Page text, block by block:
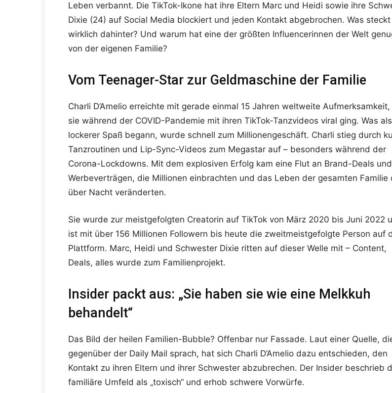
Leben verbannt. Die TikTok-Ikone hat ihre Eltern Marc und Heidi sowie ihre
Dixie (24) auf Social Media blockiert und jeden Kontakt abgebrochen. Was steckt
wirklich dahinter? Und warum hat eine der größten Influencerinnen der Welt
von der eigenen Familie?
Vom Teenager-Star zur Geldmaschine der Familie
Charli D’Amelio erreichte mit gerade einmal 15 Jahren weltweite Aufmerksamkeit,
sie während der COVID-Pandemie mit ihren TikTok-Tanzvideos viral ging. Was als
lockerer Spaß begann, wurde schnell zum Millionengeschäft. Charli stieg durch
Tanzroutinen und Lip-Sync-Videos zum Megastar auf – besonders während der
Corona-Lockdowns. Mit dem explosiven Erfolg kam eine Flut an Brand-Deals und
Werbeverträgen, die Millionen einbrachten und das Leben der gesamten Familie
über Nacht veränderten.
Sie wurde zur meistgefolgten Creatorin auf TikTok von März 2020 bis Juni 2022
ist mit über 156 Millionen Followern bis heute die zweitmeistgefolgte Person auf
Plattform. Marc, Heidi und Schwester Dixie ritten auf dieser Welle mit – Content,
Deals, alles wurde zum Familienprojekt.
Insider packt aus: „Sie haben sie wie eine Melkkuh
behandelt“
Das Bild der heilen Familien-Bubble? Offenbar nur Fassade. Laut einer Quelle,
gegenüber der Daily Mail sprach, hat sich Charli D’Amelio dazu entschieden, den
Kontakt zu ihren Eltern und ihrer Schwester abzubrechen. Der Insider beschrieb
familiäre Umfeld als „toxisch“ und erhob schwere Vorwürfe.